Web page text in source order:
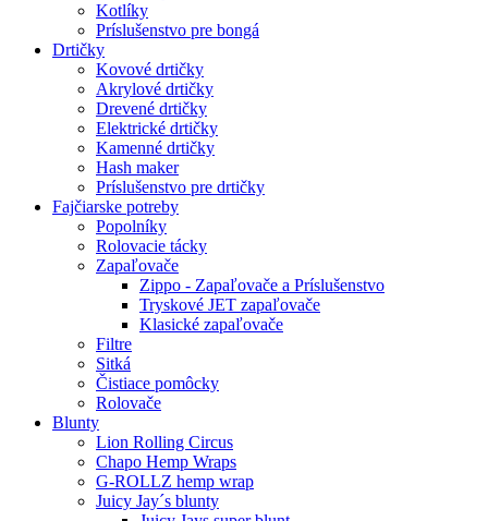
Kotlíky
Príslušenstvo pre bongá
Drtičky
Kovové drtičky
Akrylové drtičky
Drevené drtičky
Elektrické drtičky
Kamenné drtičky
Hash maker
Príslušenstvo pre drtičky
Fajčiarske potreby
Popolníky
Rolovacie tácky
Zapaľovače
Zippo - Zapaľovače a Príslušenstvo
Tryskové JET zapaľovače
Klasické zapaľovače
Filtre
Sitká
Čistiace pomôcky
Rolovače
Blunty
Lion Rolling Circus
Chapo Hemp Wraps
G-ROLLZ hemp wrap
Juicy Jay´s blunty